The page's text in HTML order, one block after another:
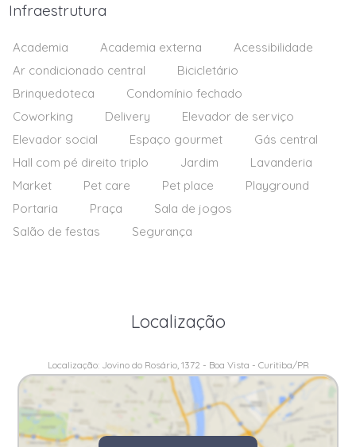
Infraestrutura
Academia Academia externa
Acessibilidade
Ar condicionado central
Bicicletário
Brinquedoteca
Condomínio fechado
Coworking
Delivery
Elevador de serviço
Elevador social
Espaço gourmet
Gás central
Hall com pé direito triplo
Jardim
Lavanderia
Market
Pet care Pet place
Playground
Portaria
Praça
Sala de jogos
Salão de festas
Segurança
Localização
Localização: Jovino do Rosário, 1372 - Boa Vista - Curitiba/PR